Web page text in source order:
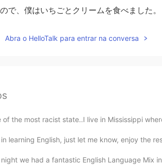
ので、僕はいちごとクリームを食べました。
Abra o HelloTalk para entrar na conversa
the most racist state..I live in Mississippi
learning English, just let me know, enjoy the
we had a fantastic English Language Mix